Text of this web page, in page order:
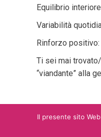
Equilibrio
Variabilità
Rinforzo
Ti sei mai
“viandante” alla
Il presente sito